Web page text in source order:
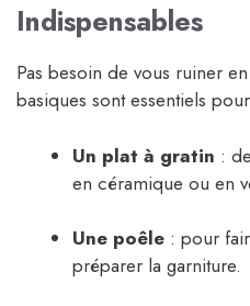
Indispensables
Pas besoin de vous ruiner
basiques sont essentiels
Un plat à gratin :
en céramique ou en
Une poêle : pour
préparer la garniture.